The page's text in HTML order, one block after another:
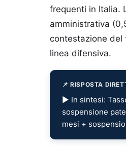
frequenti in Italia.
amministrativa
contestazione del
linea difensiva.
📌 RISPOSTA
▶ In sintesi:
sospensione
mesi +